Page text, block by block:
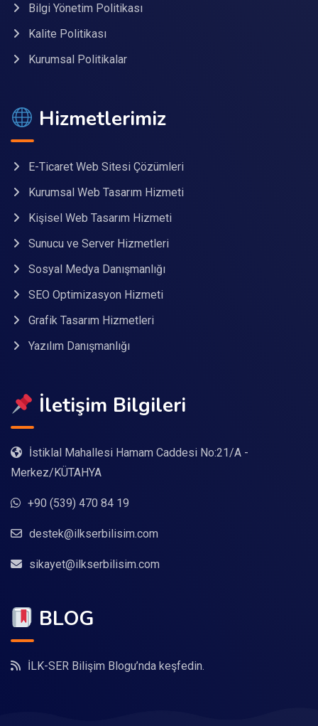
Bilgi Yönetim Politikası
Kalite Politikası
Kurumsal Politikalar
Hizmetlerimiz
E-Ticaret Web Sitesi Çözümleri
Kurumsal Web Tasarım Hizmeti
Kişisel Web Tasarım Hizmeti
Sunucu ve Server Hizmetleri
Sosyal Medya Danışmanlığı
SEO Optimizasyon Hizmeti
Grafik Tasarım Hizmetleri
Yazılım Danışmanlığı
İletişim Bilgileri
İstiklal Mahallesi Hamam Caddesi No:21/A -
Merkez/KÜTAHYA
+90 (539) 470 84 19
destek@ilkserbilisim.com
sikayet@ilkserbilisim.com
BLOG
İLK-SER Bilişim Blogu’nda keşfedin.